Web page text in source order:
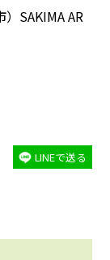
SAKIMA AR
LINEで送る